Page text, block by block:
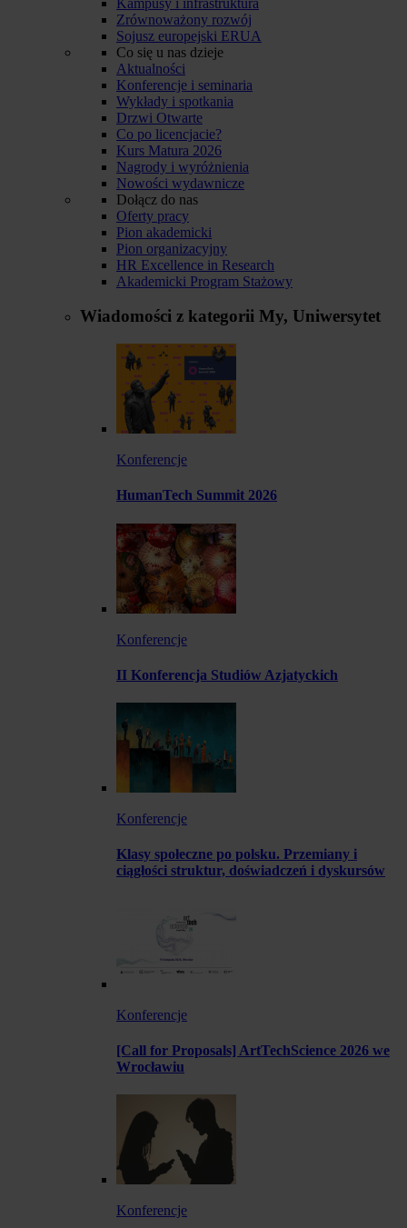
Zrównoważony rozwój
Sojusz europejski ERUA
Co się u nas dzieje
Aktualności
Konferencje i seminaria
Wykłady i spotkania
Drzwi Otwarte
Co po licencjacie?
Kurs Matura 2026
Nagrody i wyróżnienia
Nowości wydawnicze
Dołącz do nas
Oferty pracy
Pion akademicki
Pion organizacyjny
HR Excellence in Research
Akademicki Program Stażowy
Wiadomości z kategorii My, Uniwersytet
Konferencje
HumanTech Summit 2026
Konferencje
II Konferencja Studiów Azjatyckich
Konferencje
Klasy społeczne po polsku. Przemiany i
ciągłości struktur, doświadczeń i dyskursów
Konferencje
[Call for Proposals] ArtTechScience 2026 we
Wrocławiu
Konferencje